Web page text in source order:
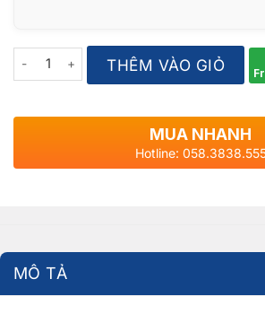
Quantity THÊM VÀO GIỎ
MUA NHANH
Hotline:
MÔ TẢ